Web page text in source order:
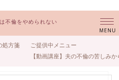
不倫をやめられない
処方箋
ご提供中メニュー
【動画講座】夫の不倫の苦しみ